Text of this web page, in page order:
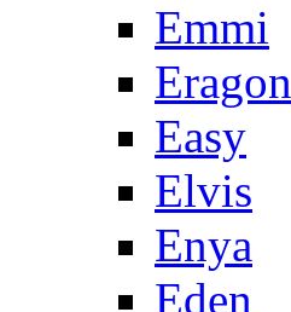
Emmi
Eragon
Easy
Elvis
Enya
Eden